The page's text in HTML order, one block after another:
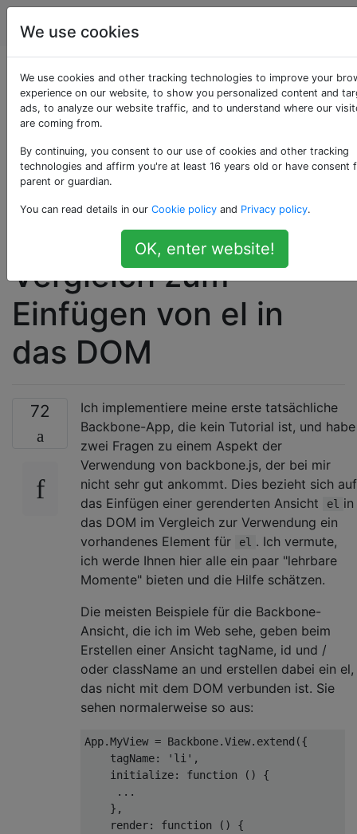
Programmierung
Anhängen von
Ansichten von
backbone.js an
vorhandene
Elemente im
Vergleich zum
Einfügen von el in
das DOM
72
Ich implementiere meine erste tatsächliche
Backbone-App, die kein Tutorial ist, und habe
zwei Fragen zu einem Aspekt der
Verwendung von backbone.js, der bei mir
nicht sehr gut ankommt. Dies bezieht sich auf
das Einfügen einer gerenderten Ansicht
el in
das DOM im Vergleich zur Verwendung ein
vorhandenes Element für
el . Ich vermute,
ich werde Ihnen hier alle ein paar "lehrbare
Momente" bieten und die Hilfe schätzen.
Die meisten Beispiele für die Backbone-
Ansicht, die ich im Web sehe, geben beim
Erstellen einer Ansicht tagName, id und /
oder className an und erstellen dabei ein el,
das nicht mit dem DOM verbunden ist. Sie
sehen normalerweise so aus:
App.MyView = Backbone.View.extend({
tagName: 'li' ,
initialize: function ( ) {
     ...
    },
render: function ( ) {
We use cookies
We use cookies and other tracking technologies to improve your
experience on our website, to show you personalized content and
ads, to analyze our website traffic, and to understand where our
are coming from.
By continuing, you consent to our use of cookies and other tracking
technologies and affirm you're at least 16 years old or have consent
parent or guardian.
You can read details in our Cookie policy and Privacy policy.
OK, enter website!